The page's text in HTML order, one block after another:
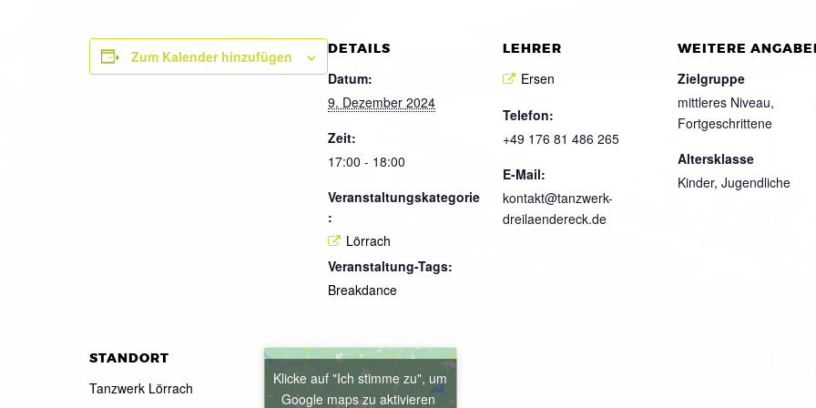
Zum Kalender hinzufügen DETAILS
Datum:
9. Dezember 2024
Zeit:
17:00 - 18:00
Veranstaltungskategorie
:
Lörrach
Veranstaltung-Tags:
Breakdance
LEHRER
Ersen
Telefon:
+49 176 81 486 265
E-Mail:
kontakt@tanzwerk-
dreilaendereck.de
WEITERE
Zielgruppe
mittleres Niveau,
Fortgeschrittene
Altersklasse
Kinder, Jugendliche
STANDORT
Tanzwerk Lörrach
Klicke auf "Ich stimme zu", um
Google maps zu aktivieren